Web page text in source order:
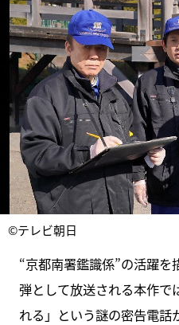
©テレビ朝日
“京都南署鑑識係”の活躍
弾として放送される本作で
れる」という謎の密告電話